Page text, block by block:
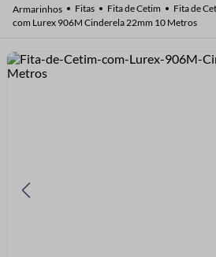
Fitas Fita de Cetim Fita de
com Lurex 906M Cinderela 22mm 10 Metros
2º
barbante
3º
botão
8º